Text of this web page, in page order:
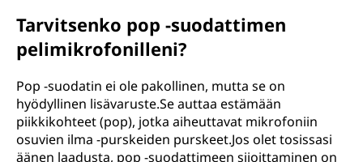
Tarvitsenko pop -suodattimen
pelimikrofonilleni?
Pop -suodatin ei ole pakollinen, mutta se on
hyödyllinen lisävaruste.Se auttaa estämään
piikkikohteet (pop), jotka aiheuttavat mikrofoniin
osuvien ilma -purskeiden purskeet.Jos olet tosissasi
äänen laadusta, pop -suodattimeen sijoittaminen on